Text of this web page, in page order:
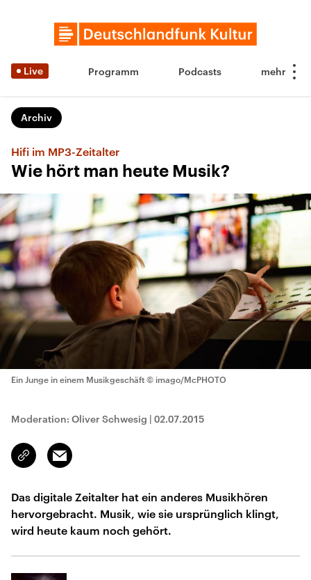
Live Programm Podcasts
Archiv
Hifi im MP3-Zeitalter
Wie hört man heute Musik?
Ein Junge in einem Musikgeschäft © imago/McPHOTO
Moderation: Oliver Schwesig | 02.07.2015
Link
kopieren/teilen
Email
Das digitale Zeitalter hat ein anderes Musikhören
hervorgebracht. Musik, wie sie ursprünglich klingt,
wird heute kaum noch gehört.